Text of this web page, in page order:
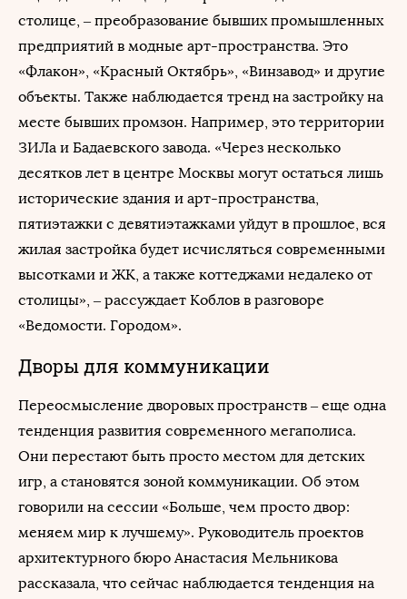
столице, – преобразование бывших промышленных
предприятий в модные арт-пространства. Это
«Флакон», «Красный Октябрь», «Винзавод» и другие
объекты. Также наблюдается тренд на застройку на
месте бывших промзон. Например, это территории
ЗИЛа и Бадаевского завода. «Через несколько
десятков лет в центре Москвы могут остаться лишь
исторические здания и арт-пространства,
пятиэтажки с девятиэтажками уйдут в прошлое, вся
жилая застройка будет исчисляться современными
высотками и ЖК, а также коттеджами недалеко от
столицы», – рассуждает Коблов в разговоре
«Ведомости. Городом».
Дворы для коммуникации
Переосмысление дворовых пространств – еще одна
тенденция развития современного мегаполиса.
Они перестают быть просто местом для детских
игр, а становятся зоной коммуникации. Об этом
говорили на сессии «Больше, чем просто двор:
меняем мир к лучшему». Руководитель проектов
архитектурного бюро Анастасия Мельникова
рассказала, что сейчас наблюдается тенденция на